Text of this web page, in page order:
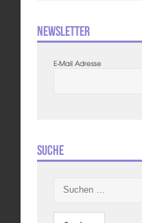
Newsletter
E-Mail Adresse
Suche
nach: